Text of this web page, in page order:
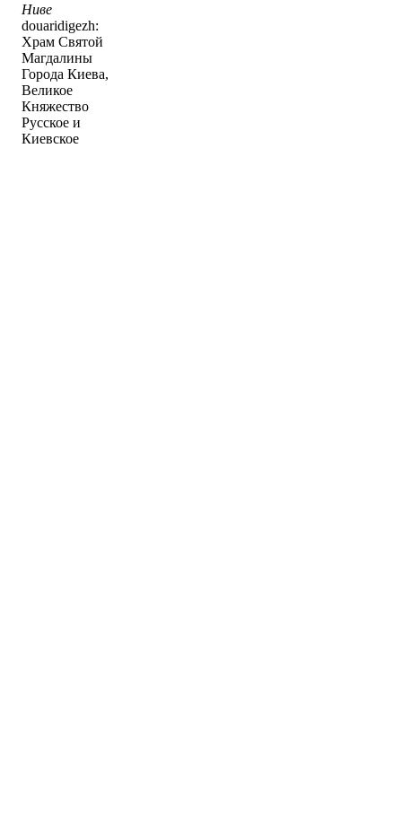
Ниве
douaridigezh:
Храм Святой
Магдалины
Города Киева,
Великое
Княжество
Русское и
Киевское